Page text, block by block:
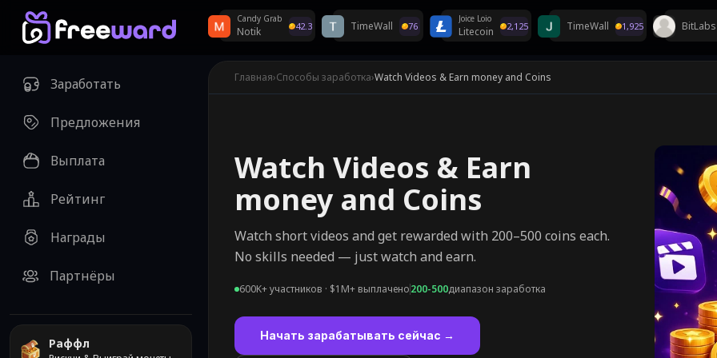
Candy Grab
Notik 42.3 TimeWall 76
Joice Loio
Litecoin 2,125 TimeWall 1,925 BitLabs
Заработать
Предложения
Выплата
Рейтинг
Награды
Партнёры
Раффл
Главная›Способы заработка›Watch Videos & Earn money and Coins
Watch Videos & Earn
money and Coins
Watch short videos and get rewarded with 200–500 coins each.
No skills needed — just watch and earn.
600K+ участников · $1M+ выплачено200-500диапазон заработка
Начать зарабатывать сейчас →